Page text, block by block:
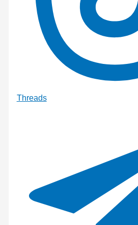
Threads